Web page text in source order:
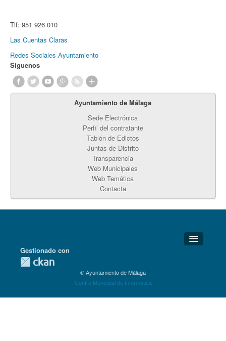
Tlf: 951 926 010
Las Cuentas Claras
Redes Sociales Ayuntamiento
Síguenos
Ayuntamiento de Málaga
Sede Electrónica
Perfil del contratante
Tablón de Edictos
Juntas de Distrito
Transparencia
Web Municipales
Web Temática
Contacta
Detalles Técnicos
Gestionado con
© Ayuntamiento de Málaga
Centro Municipal de Informática